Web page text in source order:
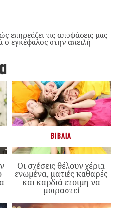
επηρεάζει τις αποφάσεις μας
ο εγκέφαλος στην απειλή
ΒΙΒΛΊΑ
Οι σχέσεις θέλουν χέρια
ενωμένα, ματιές καθαρές
και καρδιά έτοιμη να
μοιραστεί